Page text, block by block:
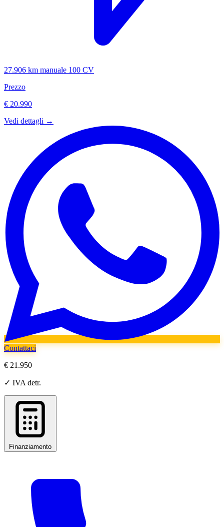
27.906 km manuale 100 CV
Prezzo
€ 20.990
Vedi dettagli →
Contattaci
€ 21.950
✓ IVA detr.
Finanziamento